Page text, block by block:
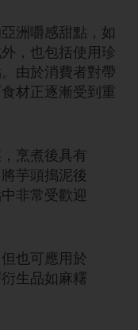
洲嚼感甜點，如
，也包括使用珍
由於消費者對帶
材正逐漸受到重
烹煮後具有
芋頭搗泥後
非常受歡迎
也可應用於
生品如麻糬